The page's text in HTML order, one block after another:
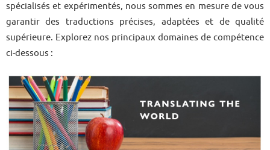
spécialisés et expérimentés, nous sommes en mesure de vous
garantir des traductions précises, adaptées et de qualité
supérieure. Explorez nos principaux domaines de compétence
ci-dessous :